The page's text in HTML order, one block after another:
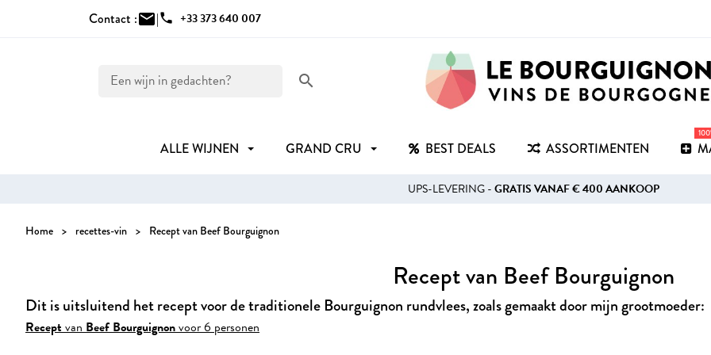
Contact :mail|phone +33 373 640 007
search
ALLE WIJNEN GRAND CRU BEST DEALS ASSORTIMENTEN
UPS-LEVERING -GRATIS VANAF € 400 AANKOOP
Home recettes-vin Recept van Beef Bourguignon
Recept van Beef Bourguignon
Dit is uitsluitend het recept voor de traditionele Bourguignon rundvlees, zoals gemaakt door mijn grootmoeder:
ReceptvanBeef Bourguignonvoor 6 personen